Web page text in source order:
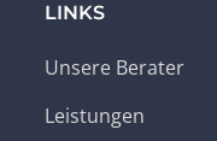
LINKS
Unsere Berater
Leistungen